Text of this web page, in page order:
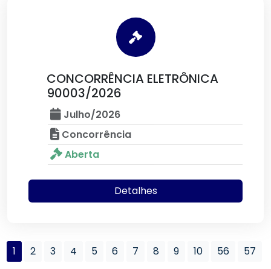
CONCORRÊNCIA ELETRÔNICA
90003/2026
Julho/2026
Concorrência
Aberta
Detalhes
1 2 3 4 5 6 7 8 9 10 56 57